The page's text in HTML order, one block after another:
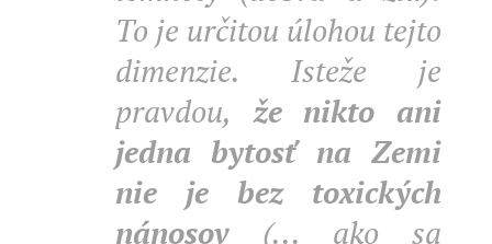
To je určitou úlohou tejto
dimenzie. Isteže je
pravdou, že nikto ani
jedna bytosť na Zemi
nie je bez toxických
nánosov (... ako sa